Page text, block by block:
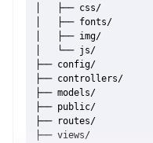
│   ├── css/
│   ├── fonts/
│   ├── img/
│   └── js/
├── config/
├── controllers/
├── models/
├── public/
├── routes/
├── views/